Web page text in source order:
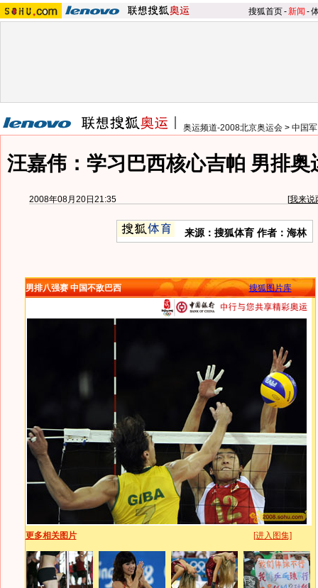
搜狐首页-新闻 -
奥运频道-2008北京奥运会 > 中国
汪嘉伟：学习巴西核心吉帕 男排奥
2008年08月20日21:35 [我来说
来源：搜狐体育 作者：海林
男排八强赛 中国不敌巴西 搜狐图片库
更多相关图片 [进入图集]